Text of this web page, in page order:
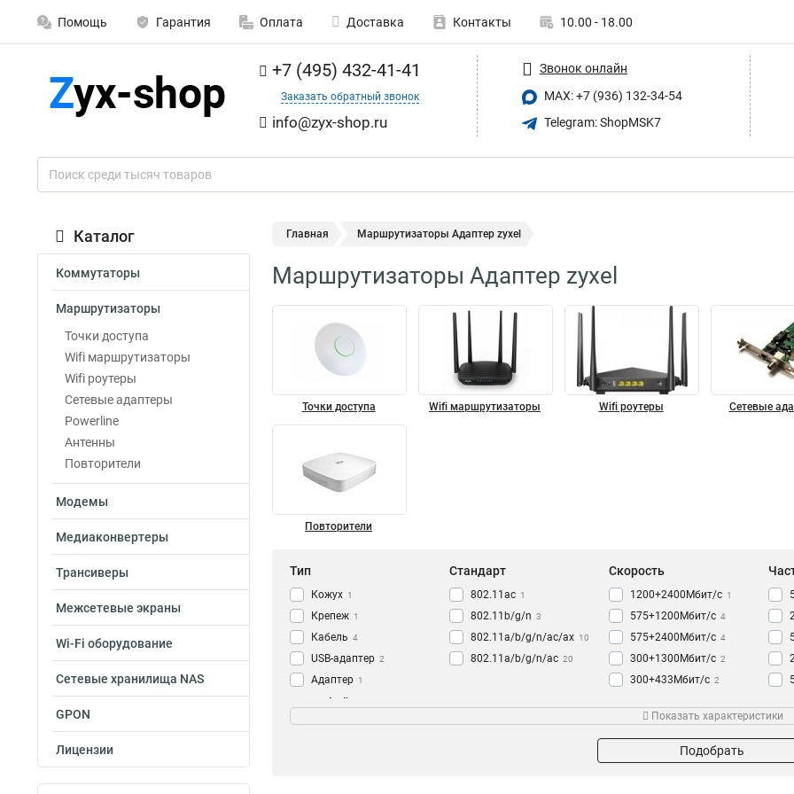
Помощь Гарантия Оплата Доставка Контакты 10.00 - 18.00
+7 (495) 432-41-41
Заказать обратный звонок
info@zyx-shop.ru
Звонок онлайн
MAX: +7 (936) 132-34-54
Telegram: ShopMSK7
Каталог
Коммутаторы
Маршрутизаторы
Точки доступа
Wifi маршрутизаторы
Wifi роутеры
Сетевые адаптеры
Powerline
Антенны
Повторители
Модемы
Медиаконвертеры
Трансиверы
Межсетевые экраны
Wi-Fi оборудование
Сетевые хранилища NAS
GPON
Лицензии
Главная Маршрутизаторы Адаптер zyxel
Маршрутизаторы Адаптер zyxel
Точки доступа Wifi маршрутизаторы Wifi роутеры Сетевые
Повторители
Тип
Кожух 1
Крепеж 1
Кабель 4
USB-адаптер 2
Адаптер 1
Репитер
Маршрутизатор 8
Стандарт
802.11ac 1
802.11b/g/n 3
802.11a/b/g/n/ac/ax 10
802.11a/b/g/n/ac 20
Скорость
1200+2400Мбит/с 1
575+1200Мбит/с 4
575+2400Мбит/с 4
300+1300Мбит/с 2
300+433Мбит/с 2
300Мбит/с 3
1800Мбит/с
1200+4800Мбит/с 1
Интерфейсы
SMA-F 1 Female 2 Mesh 2
Показать характеристики
Подобрать